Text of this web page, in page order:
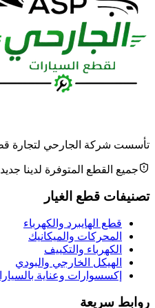
تأسست شركة الجارحي لتجارة قطع
جميع القطع المتوفرة لدينا
تصنيفات قطع الغيار
قطع الهايبرد والكهرباء
المحركات والميكانيك
الكهرباء والتكييف
الهيكل الخارجي والبودي
إكسسوارات وعناية
روابط سريعة